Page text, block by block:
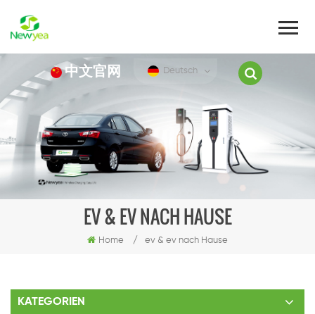
中文官网 Deutsch
EV & EV NACH HAUSE
Home / ev & ev nach Hause
KATEGORIEN